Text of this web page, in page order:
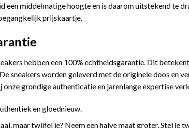
een middelmatige hoogte en is daarom uitstekend te
prijskaartje.
hebben een 100% echtheidsgarantie. Dit
sneakers worden geleverd met de originele doos en
grondige authenticatie en jarenlange expertise
en gloednieuw.
maar twijfel je? Neem een halve maat groter. Stel je